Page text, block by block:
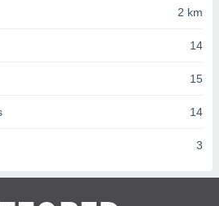
2 km
14
15
14
3